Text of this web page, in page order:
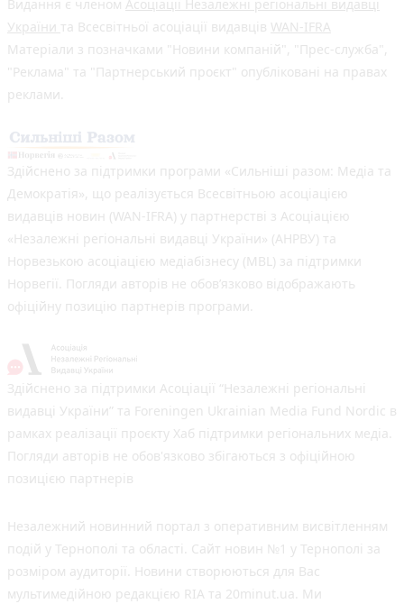
Видання є членом Асоціації Незалежні регіональні видавці
України та Всесвітньої асоціації видавців WAN-IFRA
Матеріали з позначками "Новини компаній", "Прес-служба",
"Реклама" та "Партнерський проєкт" опубліковані на правах
реклами.
Здійснено за підтримки програми «Сильніші разом: Медіа та
Демократія», що реалізується Всесвітньою асоціацією
видавців новин (WAN-IFRA) у партнерстві з Асоціацією
«Незалежні регіональні видавці України» (АНРВУ) та
Норвезькою асоціацією медіабізнесу (MBL) за підтримки
Норвегії. Погляди авторів не обов’язково відображають
офіційну позицію партнерів програми.
Здійснено за підтримки Асоціації “Незалежні регіональні
видавці України” та Foreningen Ukrainian Media Fund Nordic в
рамках реалізації проєкту Хаб підтримки регіональних медіа.
Погляди авторів не обов'язково збігаються з офіційною
позицією партнерів
Незалежний новинний портал з оперативним висвітленням
подій у Тернополі та області. Сайт новин №1 у Тернополі за
розміром аудиторії. Новини створюються для Вас
мультимедійною редакцією RIA та 20minut.ua. Ми